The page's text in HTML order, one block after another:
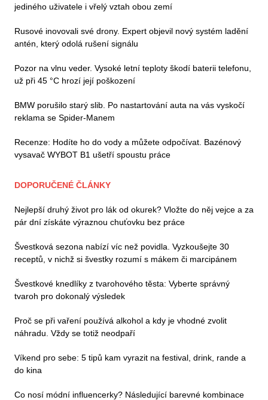
jediného uživatele i vřelý vztah obou zemí
Rusové inovovali své drony. Expert objevil nový systém ladění
antén, který odolá rušení signálu
Pozor na vlnu veder. Vysoké letní teploty škodí baterii telefonu,
už při 45 °C hrozí její poškození
BMW porušilo starý slib. Po nastartování auta na vás vyskočí
reklama se Spider-Manem
Recenze: Hodíte ho do vody a můžete odpočívat. Bazénový
vysavač WYBOT B1 ušetří spoustu práce
DOPORUČENÉ ČLÁNKY
Nejlepší druhý život pro lák od okurek? Vložte do něj vejce a za
pár dní získáte výraznou chuťovku bez práce
Švestková sezona nabízí víc než povidla. Vyzkoušejte 30
receptů, v nichž si švestky rozumí s mákem či marcipánem
Švestkové knedlíky z tvarohového těsta: Vyberte správný
tvaroh pro dokonalý výsledek
Proč se při vaření používá alkohol a kdy je vhodné zvolit
náhradu. Vždy se totiž neodpaří
Víkend pro sebe: 5 tipů kam vyrazit na festival, drink, rande a
do kina
Co nosí módní influencerky? Následující barevné kombinace